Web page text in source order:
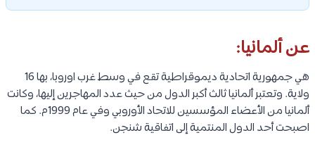
عن ألمانيا:
هي جمهورية اتحادية ديموقراطية تقع في وسط غرب اوروبا، بها 16
ولاية. وتعتبر ألمانيا ثالث أكبر الدول من حيث عدد المهاجرين إليها، وكانت
ألمانيا من الأعضاء المؤسسين للاتحاد الأوروبي وفي عام 1999م. كما
اصبحت أحد الدول المنتمية إلى اتفاقية شنجن.